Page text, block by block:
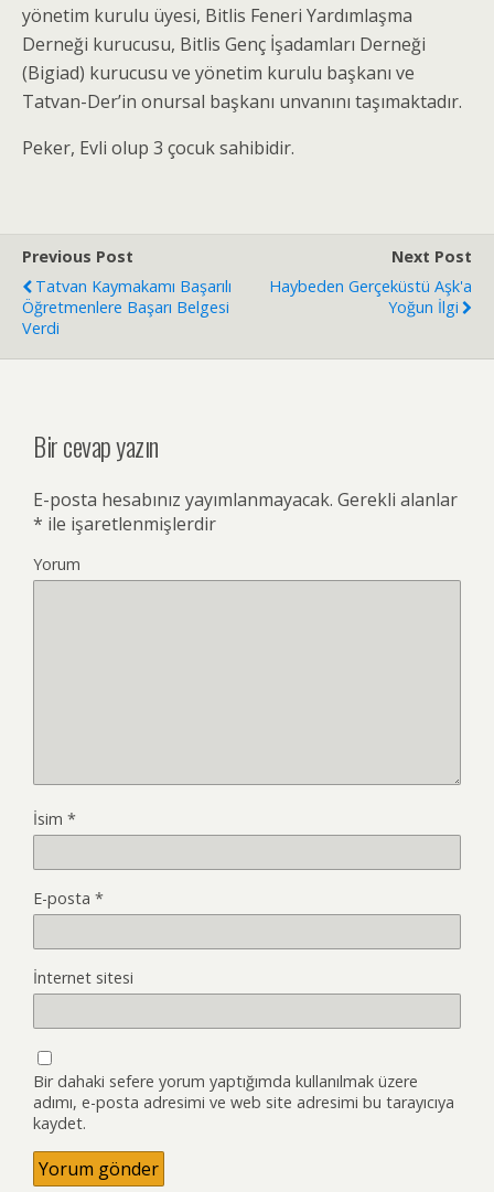
yönetim kurulu üyesi, Bitlis Feneri Yardımlaşma
Derneği kurucusu, Bitlis Genç İşadamları Derneği
(Bigiad) kurucusu ve yönetim kurulu başkanı ve
Tatvan-Der’in onursal başkanı unvanını taşımaktadır.
Peker, Evli olup 3 çocuk sahibidir.
Previous Post
Tatvan Kaymakamı Başarılı
Öğretmenlere Başarı Belgesi
Verdi
Next Post
Haybeden Gerçeküstü Aşk'a
Yoğun İlgi
Bir cevap yazın
E-posta hesabınız yayımlanmayacak. Gerekli alanlar
* ile işaretlenmişlerdir
Yorum
İsim *
E-posta *
İnternet sitesi
Bir dahaki sefere yorum yaptığımda kullanılmak üzere
adımı, e-posta adresimi ve web site adresimi bu tarayıcıya
kaydet.